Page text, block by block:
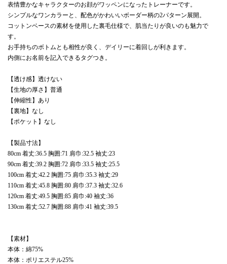
表情豊かなキャラクターのお顔がワッペンになったトレーナーです。
シンプルなワンカラーと、配色がかわいいボーダー柄の2パターン展開。
コットンベースの素材を使用した裏毛仕様で、肌当たりが良いのも魅力で
す。
お手持ちのボトムとも相性が良く、デイリーに着回しが利きます。
内側にお名前を記入できるタグつき。
【透け感】透けない
【生地の厚さ】普通
【伸縮性】あり
【裏地】なし
【ポケット】なし
【製品寸法】
80cm 着丈:36.5 胸囲:71 肩巾:32.5 袖丈:23
90cm 着丈:39.2 胸囲:72 肩巾:33.5 袖丈:25.5
100cm 着丈:42.2 胸囲:75 肩巾:35.3 袖丈:29
110cm 着丈:45.8 胸囲:80 肩巾:37.3 袖丈:32.6
120cm 着丈:49.5 胸囲:85 肩巾:40 袖丈:36
130cm 着丈:52.7 胸囲:88 肩巾:41 袖丈:39.5
【素材】
本体：綿75%
本体：ポリエステル25%